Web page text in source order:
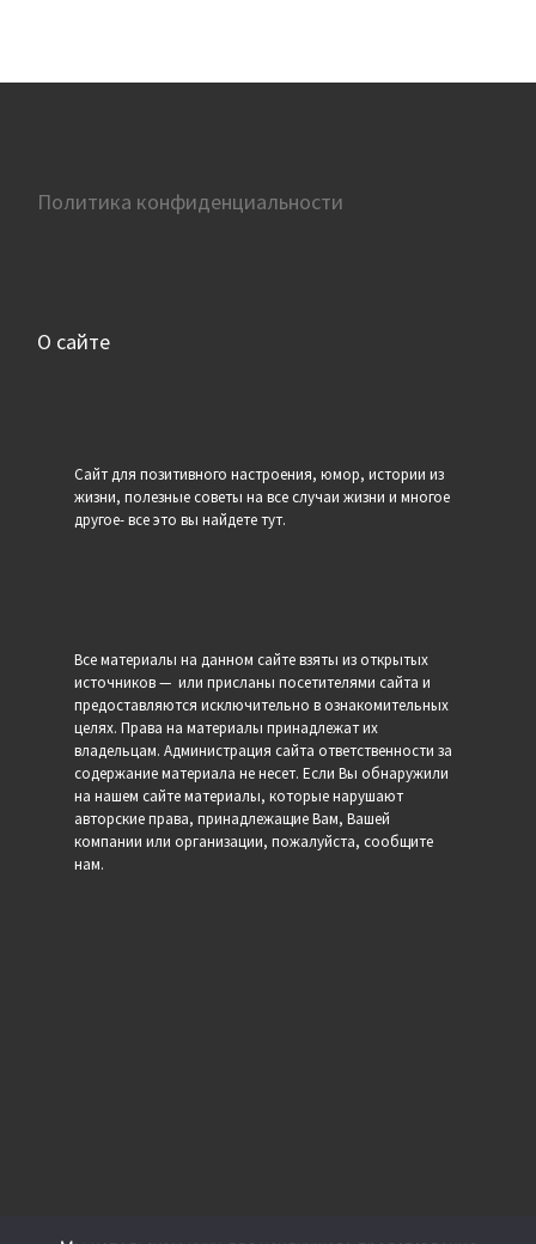
Политика конфиденциальности
О сайте
Сайт для позитивного настроения, юмор, истории из
жизни, полезные советы на все случаи жизни и многое
другое- все это вы найдете тут.
Все материалы на данном сайте взяты из открытых
источников — или присланы посетителями сайта и
предоставляются исключительно в ознакомительных
целях. Права на материалы принадлежат их
владельцам. Администрация сайта ответственности за
содержание материала не несет. Если Вы обнаружили
на нашем сайте материалы, которые нарушают
авторские права, принадлежащие Вам, Вашей
компании или организации, пожалуйста, сообщите
нам.